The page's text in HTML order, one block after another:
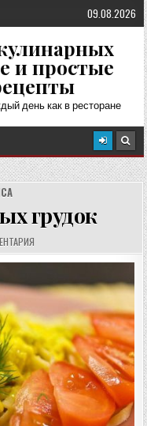
09.08.2026
и простые
день как в ресторане
грудок